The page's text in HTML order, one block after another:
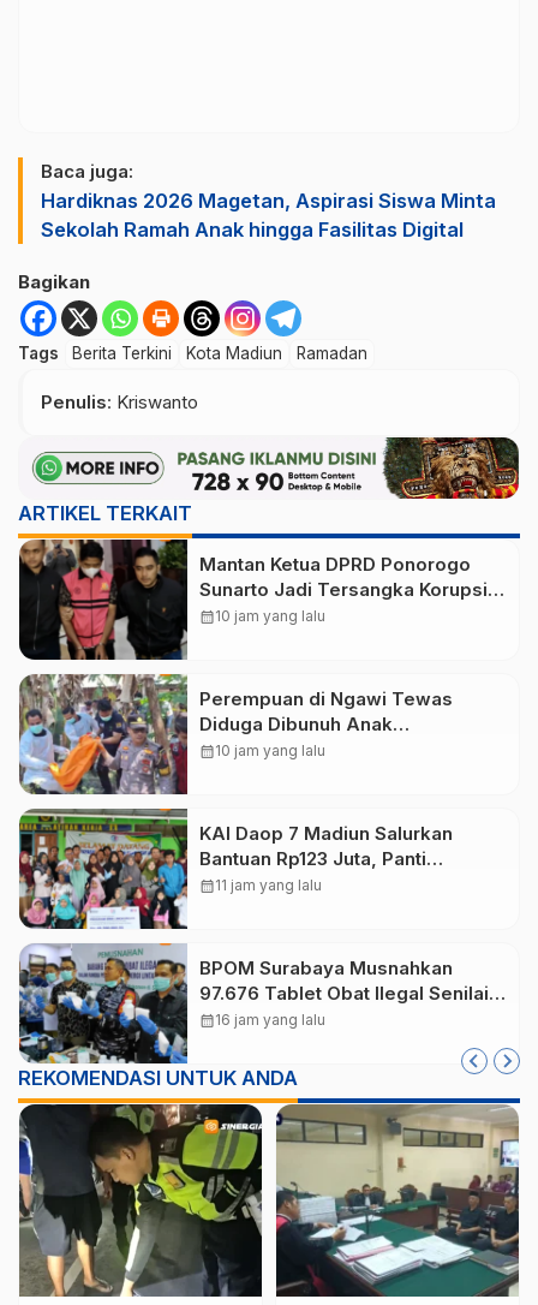
Baca juga:
Hardiknas 2026 Magetan, Aspirasi Siswa Minta
Sekolah Ramah Anak hingga Fasilitas Digital
Bagikan
Tags Berita Terkini Kota Madiun Ramadan
Penulis: Kriswanto
ARTIKEL TERKAIT
Mantan Ketua DPRD Ponorogo
Sunarto Jadi Tersangka Korupsi
Tunjangan Perumahan
calendar_month10 jam yang lalu
Perempuan di Ngawi Tewas
Diduga Dibunuh Anak
Kandungnya yang mengalami
calendar_month10 jam yang lalu
KAI Daop 7 Madiun Salurkan
Bantuan Rp123 Juta, Panti
Disabilitas hingga Reog Ponorogo
calendar_month11 jam yang lalu
BPOM Surabaya Musnahkan
97.676 Tablet Obat Ilegal Senilai
Rp540 Juta, Cegah
Pelajar
calendar_month16 jam yang lalu
REKOMENDASI UNTUK ANDA